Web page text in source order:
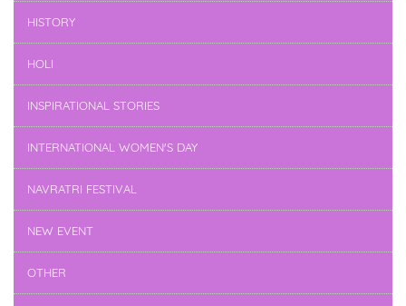
HISTORY
HOLI
INSPIRATIONAL STORIES
INTERNATIONAL WOMEN'S DAY
NAVRATRI FESTIVAL
NEW EVENT
OTHER